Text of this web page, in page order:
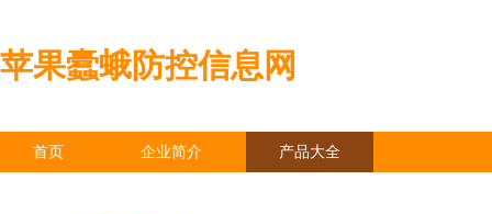
苹果蠹蛾防控信息网
首页 企业简介 产品大全